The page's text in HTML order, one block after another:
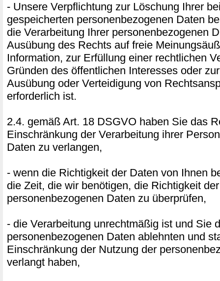
- Unsere Verpflichtung zur Löschung Ihrer
gespeicherten personenbezogenen Daten
die Verarbeitung Ihrer personenbezogenen
Ausübung des Rechts auf freie
Information, zur Erfüllung einer rechtlichen
Gründen des öffentlichen Interesses oder
Ausübung oder Verteidigung von
erforderlich ist.
2.4. gemäß Art. 18 DSGVO haben Sie das
Einschränkung der Verarbeitung ihrer
Daten zu verlangen,
- wenn die Richtigkeit der Daten von Ihnen
die Zeit, die wir benötigen, die Richtigkeit der
personenbezogenen Daten zu überprüfen,
- die Verarbeitung unrechtmäßig ist und Sie
personenbezogenen Daten ablehnten und
Einschränkung der Nutzung der
verlangt haben,